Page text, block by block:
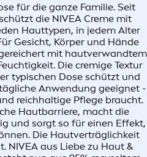
für die ganze Familie. Seit
die NIVEA Creme mit
Hauttypen, in jedem Alter
Gesicht, Körper und Hände
mit hautverwandtem
Die cremige Textur
typischen Dose schützt und
Anwendung geeignet -
reichhaltige Pflege braucht.
Hautbarriere, macht die
und sorgt so für einen Effekt,
Die Hautverträglichkeit
NIVEA aus Liebe zu Haut &